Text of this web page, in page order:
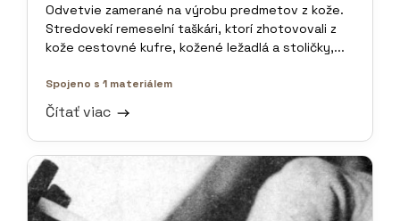
Odvetvie zamerané na výrobu predmetov z kože.
Stredovekí remeselní taškári, ktorí zhotovovali z
kože cestovné kufre, kožené ležadlá a stoličky,...
Spojeno s 1 materiálem
Čítať viac